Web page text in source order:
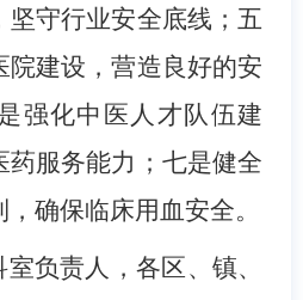
坚守行业安全底线；五
院建设，营造良好的安
强化中医人才队伍建
药服务能力；七是健全
确保临床用血安全。
负责人，各区、镇、